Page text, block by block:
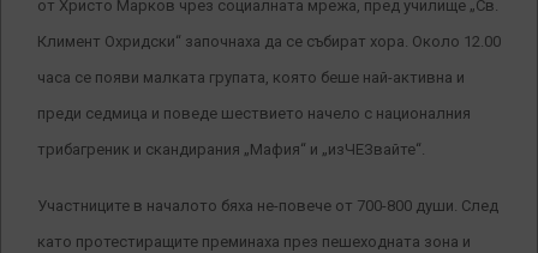
от Христо Марков чрез социалната мрежа, пред училище „Св.
Климент Охридски“ започнаха да се събират хора. Около 12.00
часа се появи малката групата, която беше най-активна и
преди седмица и поведе шествието начело с националния
трибагреник и скандирания „Мафия“ и „изЧЕЗвайте“.
Участниците в началото бяха не-повече от 700-800 души. След
като протестиращите преминаха през пешеходната зона и